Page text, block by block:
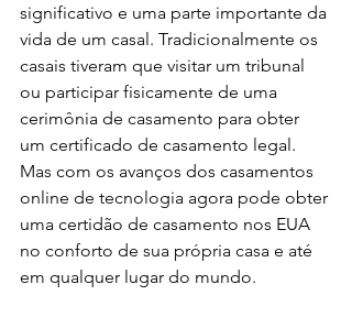
significativo e uma parte importante da
vida de um casal. Tradicionalmente os
casais tiveram que visitar um tribunal
ou participar fisicamente de uma
cerimônia de casamento para obter
um certificado de casamento legal.
Mas com os avanços dos casamentos
online de tecnologia agora pode obter
uma certidão de casamento nos EUA
no conforto de sua própria casa e até
em qualquer lugar do mundo.